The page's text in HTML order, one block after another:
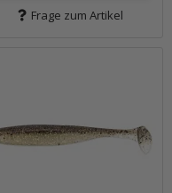
Frage zum Artikel